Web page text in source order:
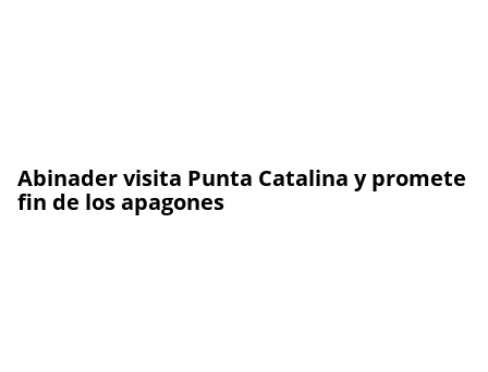
Abinader visita Punta Catalina y promete
fin de los apagones